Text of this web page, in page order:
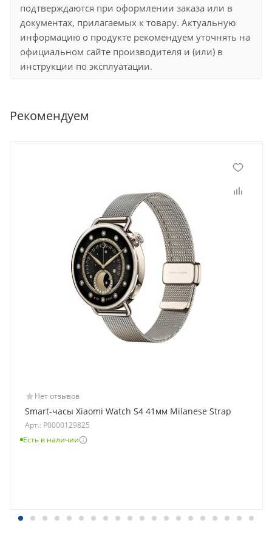
подтверждаются при оформлении заказа или в
документах, прилагаемых к товару. Актуальную
информацию о продукте рекомендуем уточнять на
официальном сайте производителя и (или) в
инструкции по эксплуатации.
Рекомендуем
Нет отзывов
Smart-часы Xiaomi Watch S4 41мм Milanese Strap
Арт.: Р0000129825
Есть в наличии